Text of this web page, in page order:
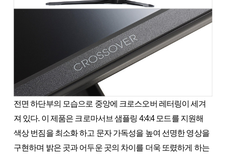
전면 하단부의 모습으로 중앙에 크로스오버 레터링이 세겨
져 있다. 이 제품은 크로마서브 샘플링 4:4:4 모드를 지원해
색상 번짐을 최소화 하고 문자 가독성을 높여 선명한 영상을
구현하며 밝은 곳과 어두운 곳의 차이를 더욱 또렸하게 하는